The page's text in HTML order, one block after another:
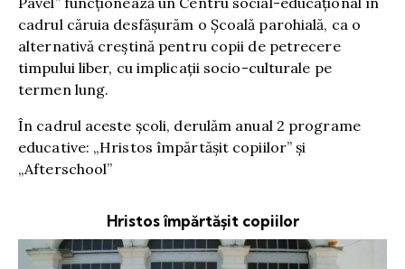
cadrul căruia desfășurăm o Școală parohială, ca o
alternativă creştină pentru copii de petrecere
timpului liber, cu implicaţii socio-culturale pe
termen lung.
În cadrul aceste școli, derulăm anual 2 programe
educative: „Hristos împărtășit copiilor” și
„Afterschool”
Hristos împărtășit copiilor